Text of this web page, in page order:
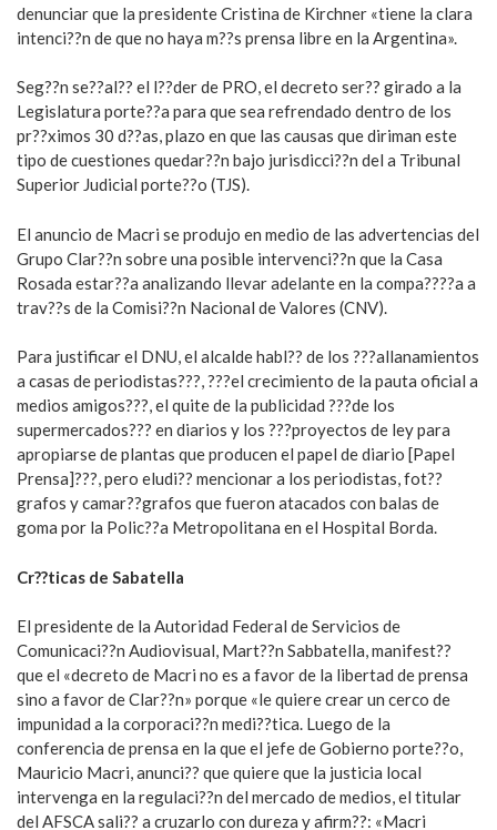
denunciar que la presidente Cristina de Kirchner «tiene la clara
intenci??n de que no haya m??s prensa libre en la Argentina».
Seg??n se??al?? el l??der de PRO, el decreto ser?? girado a la
Legislatura porte??a para que sea refrendado dentro de los
pr??ximos 30 d??as, plazo en que las causas que diriman este
tipo de cuestiones quedar??n bajo jurisdicci??n del a Tribunal
Superior Judicial porte??o (TJS).
El anuncio de Macri se produjo en medio de las advertencias del
Grupo Clar??n sobre una posible intervenci??n que la Casa
Rosada estar??a analizando llevar adelante en la compa????a a
trav??s de la Comisi??n Nacional de Valores (CNV).
Para justificar el DNU, el alcalde habl?? de los ???allanamientos
a casas de periodistas???, ???el crecimiento de la pauta oficial a
medios amigos???, el quite de la publicidad ???de los
supermercados??? en diarios y los ???proyectos de ley para
apropiarse de plantas que producen el papel de diario [Papel
Prensa]???, pero eludi?? mencionar a los periodistas, fot??
grafos y camar??grafos que fueron atacados con balas de
goma por la Polic??a Metropolitana en el Hospital Borda.
Cr??ticas de Sabatella
El presidente de la Autoridad Federal de Servicios de
Comunicaci??n Audiovisual, Mart??n Sabbatella, manifest??
que el «decreto de Macri no es a favor de la libertad de prensa
sino a favor de Clar??n» porque «le quiere crear un cerco de
impunidad a la corporaci??n medi??tica. Luego de la
conferencia de prensa en la que el jefe de Gobierno porte??o,
Mauricio Macri, anunci?? que quiere que la justicia local
intervenga en la regulaci??n del mercado de medios, el titular
del AFSCA sali?? a cruzarlo con dureza y afirm??: «Macri